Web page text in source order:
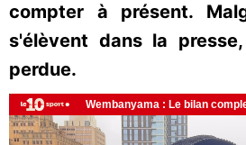
compter à présent.
s'élèvent dans la
perdue.